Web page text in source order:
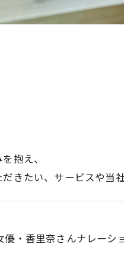
抱え、
きたい、サービスや当
優・香里奈さんナレーシ